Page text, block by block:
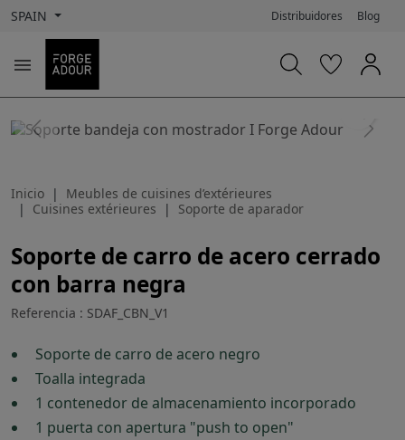
SPAIN Distribuidores Blog

Previous Next
Inicio
Meubles de cuisines d’extérieures
Cuisines extérieures
Soporte de aparador
Soporte de carro de acero cerrado
con barra negra
Referencia : SDAF_CBN_V1
Soporte de carro de acero negro
Toalla integrada
1 contenedor de almacenamiento incorporado
1 puerta con apertura "push to open"